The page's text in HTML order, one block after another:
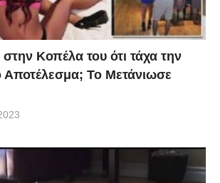
Κοπέλα του ότι τάχα την
Αποτέλεσμα; Το Μετάνιωσε